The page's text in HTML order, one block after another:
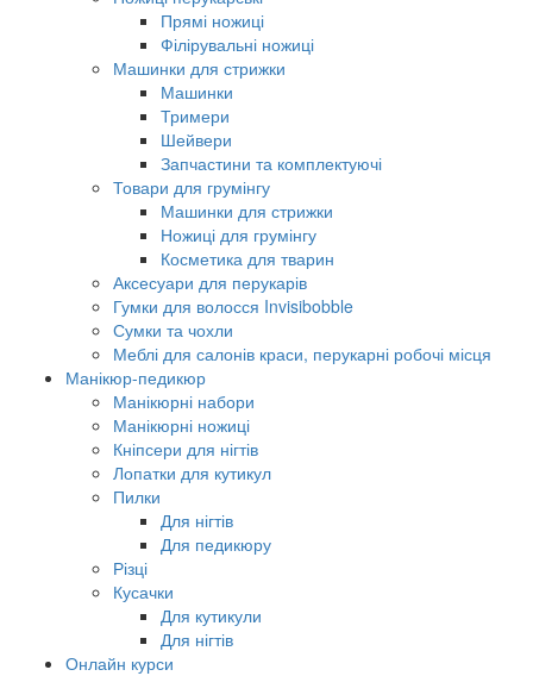
Прямі ножиці
Філірувальні ножиці
Машинки для стрижки
Машинки
Тримери
Шейвери
Запчастини та комплектуючі
Товари для грумінгу
Машинки для стрижки
Ножиці для грумінгу
Косметика для тварин
Аксесуари для перукарів
Гумки для волосся Invisibobble
Сумки та чохли
Меблі для салонів краси, перукарні робочі місця
Манікюр-педикюр
Манікюрні набори
Манікюрні ножиці
Кніпсери для нігтів
Лопатки для кутикул
Пилки
Для нігтів
Для педикюру
Різці
Кусачки
Для кутикули
Для нігтів
Онлайн курси